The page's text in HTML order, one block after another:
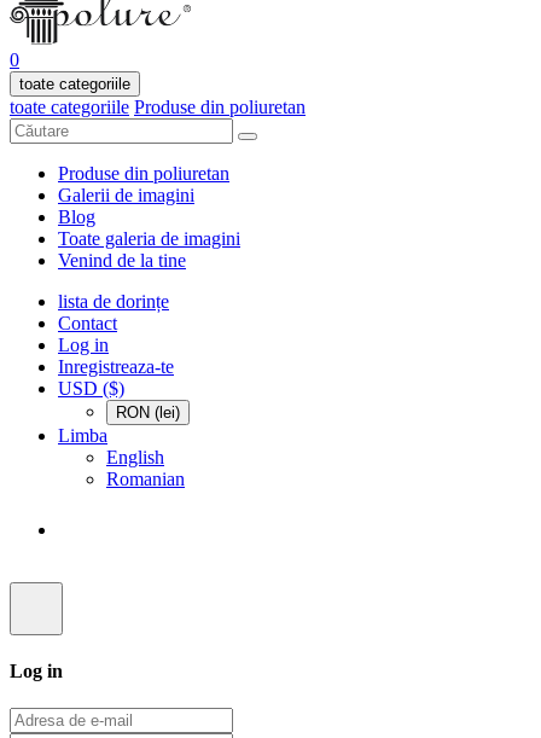
0
toate categoriile
toate categoriile Produse din poliuretan
Produse din poliuretan
Galerii de imagini
Blog
Toate galeria de imagini
Venind de la tine
lista de dorințe
Contact
Log in
Inregistreaza-te
USD ($)
RON (lei)
Limba
English
Romanian
Log in